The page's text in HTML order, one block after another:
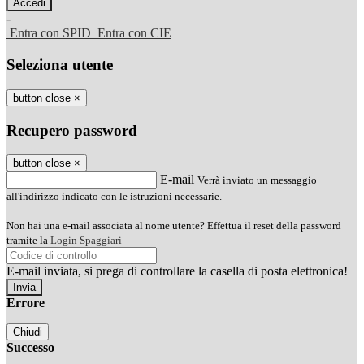
-
Entra con SPID Entra con CIE
Seleziona utente
button close ×
Recupero password
button close ×
E-mail Verrà inviato un messaggio
all'indirizzo indicato con le istruzioni necessarie.
Non hai una e-mail associata al nome utente? Effettua il reset della password
tramite la Login Spaggiari
E-mail inviata, si prega di controllare la casella di posta elettronica!
Errore
Chiudi
Successo